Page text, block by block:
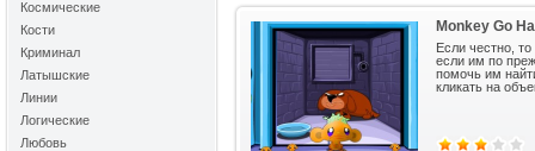
Monkey Go
Если честно,
если им по
помочь им
кликать на
Космические
Кости
Криминал
Латышские
Линии
Логические
Любовь